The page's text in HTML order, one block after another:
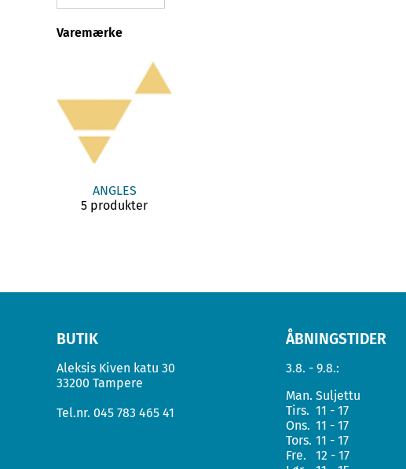
Varemærke
ANGLES
5 produkter
BUTIK
Aleksis Kiven katu 30
33200 Tampere
Tel.nr. 045 783 465 41
ÅBNINGSTIDER
3.8. - 9.8.:
Man. Suljettu
Tirs. 11 - 17
Ons. 11 - 17
Tors. 11 - 17
Fre.
12 - 17